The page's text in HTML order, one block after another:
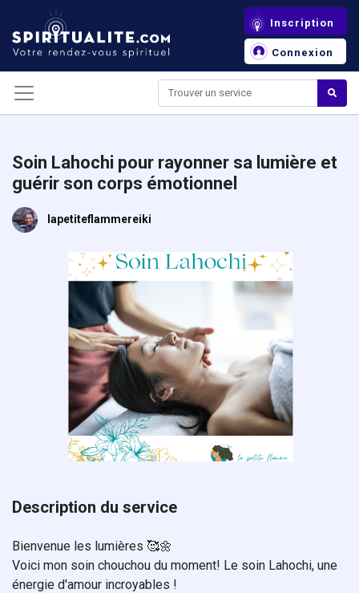
Inscription
Connexion
Soin Lahochi pour rayonner sa lumière et
guérir son corps émotionnel
lapetiteflammereiki
Description du service
Bienvenue les lumières 🥰🌼
Voici mon soin chouchou du moment! Le soin Lahochi, une
énergie d'amour incroyables !